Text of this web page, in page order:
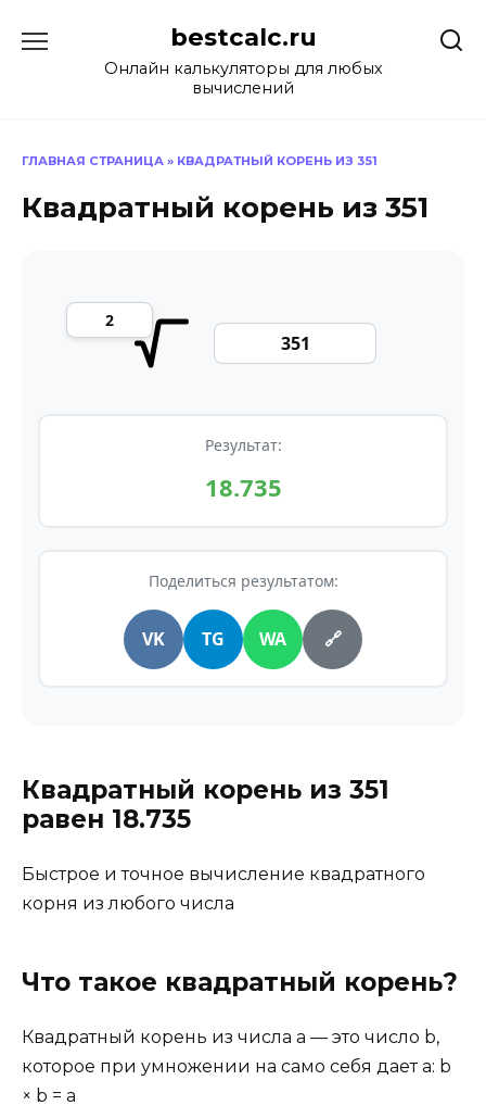
содержанию
bestcalc.ru
Онлайн калькуляторы для любых
вычислений
ГЛАВНАЯ СТРАНИЦА » КВАДРАТНЫЙ КОРЕНЬ ИЗ 351
Квадратный корень из 351
Результат:
18.735
Поделиться результатом:
VK TG WA 🔗
Квадратный корень из 351
равен 18.735
Быстрое и точное вычисление квадратного
корня из любого числа
Что такое квадратный корень?
Квадратный корень из числа a — это число b,
которое при умножении на само себя дает a: b
× b = a